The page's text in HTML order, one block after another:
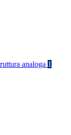
analoga 1